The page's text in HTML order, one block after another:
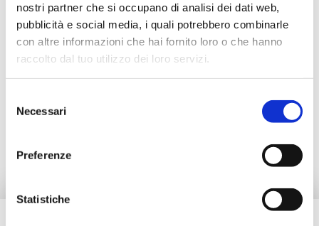
nostri partner che si occupano di analisi dei dati web,
pubblicità e social media, i quali potrebbero combinarle
con altre informazioni che hai fornito loro o che hanno
raccolto dal tuo utilizzo dei loro servizi.
delNecessari
Preferenze
Statistiche
Документация
Дополнительные принадлежности